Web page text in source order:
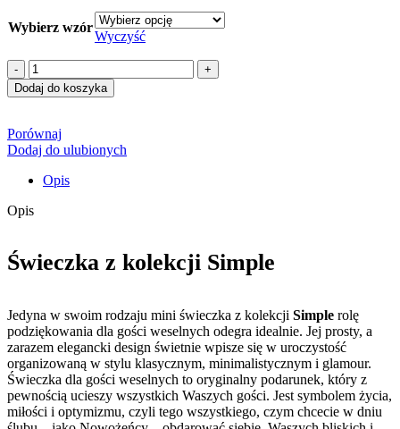
Wybierz wzór
Wyczyść
ilość
Świeczka
SIMPLE
Dodaj do koszyka
Porównaj
Dodaj do ulubionych
Opis
Opis
Świeczka z kolekcji Simple
Jedyna w swoim rodzaju mini świeczka z kolekcji Simple rolę
podziękowania dla gości weselnych odegra idealnie. Jej prosty, a
zarazem elegancki design świetnie wpisze się w uroczystość
organizowaną w stylu klasycznym, minimalistycznym i glamour.
Świeczka dla gości weselnych to oryginalny podarunek, który z
pewnością ucieszy wszystkich Waszych gości. Jest symbolem życia,
miłości i optymizmu, czyli tego wszystkiego, czym chcecie w dniu